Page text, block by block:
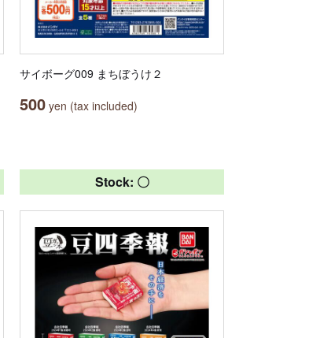
サイボーグ009 まちぼうけ２
500 yen (tax included)
Stock: 〇